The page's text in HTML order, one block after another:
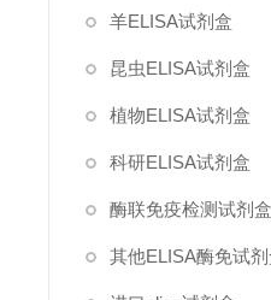
羊ELISA试剂盒
昆虫ELISA试剂盒
植物ELISA试剂盒
科研ELISA试剂盒
酶联免疫检测试剂盒
其他ELISA酶免试剂